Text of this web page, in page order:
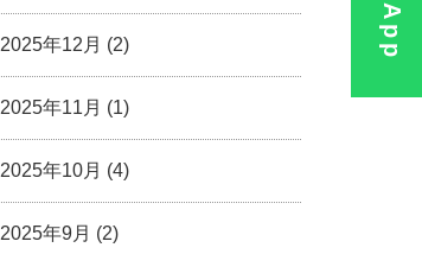
2025年12月 (2)
2025年11月 (1)
2025年10月 (4)
2025年9月 (2)